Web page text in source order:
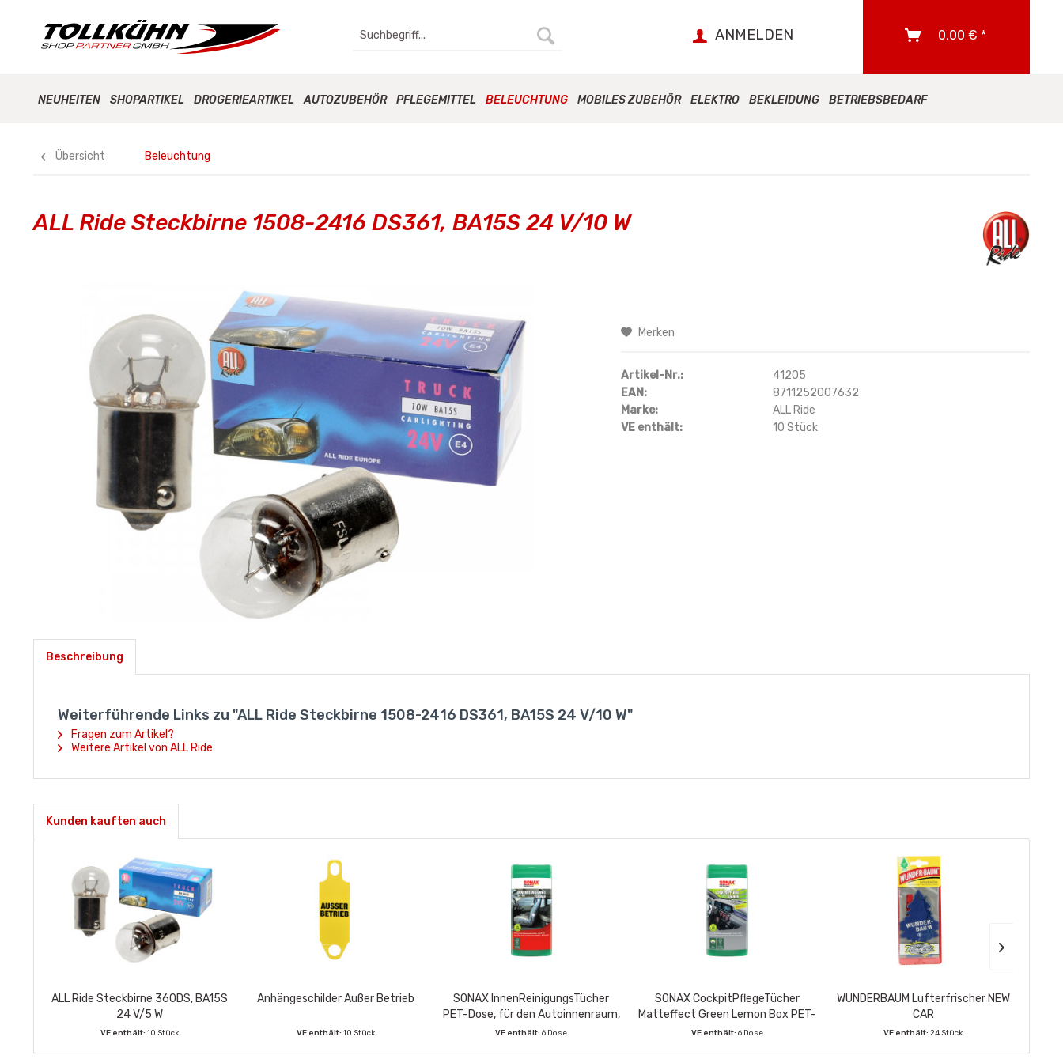
ANMELDEN 0,00 € *
NEUHEITEN SHOPARTIKEL DROGERIEARTIKEL AUTOZUBEHÖR PFLEGEMITTEL BELEUCHTUNG MOBILES ZUBEHÖR ELEKTRO BEKLEIDUNG BETRIEBSBEDARF
Übersicht Beleuchtung
ALL Ride Steckbirne 1508-2416 DS361, BA15S 24 V/10 W
Merken
Artikel-Nr.:
41205
EAN:
8711252007632
Marke:
ALL Ride
VE enthält:
10 Stück
Beschreibung
Weiterführende Links zu "ALL Ride Steckbirne 1508-2416 DS361, BA15S 24 V/10 W"
Fragen zum Artikel?
Weitere Artikel von ALL Ride
Kunden kauften auch
ALL Ride Steckbirne 360DS, BA15S
24 V/5 W
VE enthält:10 Stück
Anhängeschilder Außer Betrieb
VE enthält: 10 Stück
SONAX InnenReinigungsTücher
PET-Dose, für den Autoinnenraum,
25 Feuchttücher
VE enthält:6 Dose
SONAX CockpitPflegeTücher
Matteffect Green Lemon Box PET-
Dose, für Innen & Außen, 25...
VE enthält:6 Dose
WUNDERBAUM Lufterfrischer NEW
CAR
VE enthält:24 Stück